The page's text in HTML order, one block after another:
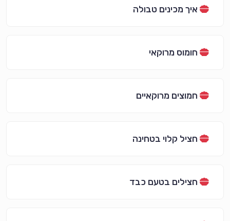
איך מכינים טבולה
חומוס מרוקאי
חמוצים מרוקאיים
חציל קלוי בטחינה
חצילים בטעם כבד